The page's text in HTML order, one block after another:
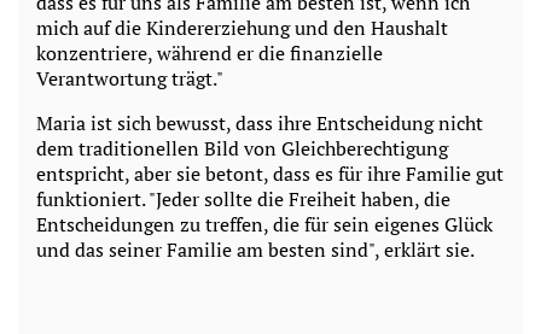
mich auf die Kindererziehung und den Haushalt
konzentriere, während er die finanzielle
Verantwortung trägt."
Maria ist sich bewusst, dass ihre Entscheidung nicht
dem traditionellen Bild von Gleichberechtigung
entspricht, aber sie betont, dass es für ihre Familie gut
funktioniert. "Jeder sollte die Freiheit haben, die
Entscheidungen zu treffen, die für sein eigenes Glück
und das seiner Familie am besten sind", erklärt sie.